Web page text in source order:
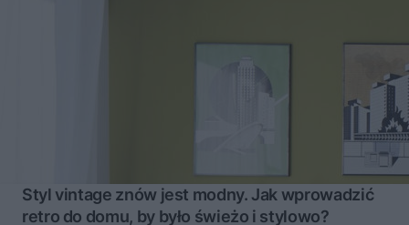
Styl vintage znów jest modny. Jak wprowadzić
retro do domu, by było świeżo i stylowo?